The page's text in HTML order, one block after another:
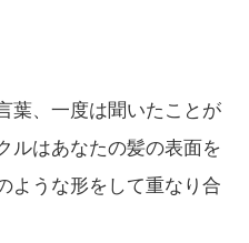
葉、一度は聞いたことが
ルはあなたの髪の表面を
ような形をして重なり合